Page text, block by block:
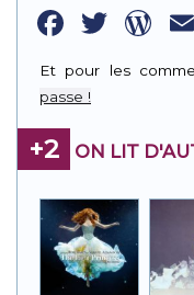
Et pour les
passe !
+2 ON LIT